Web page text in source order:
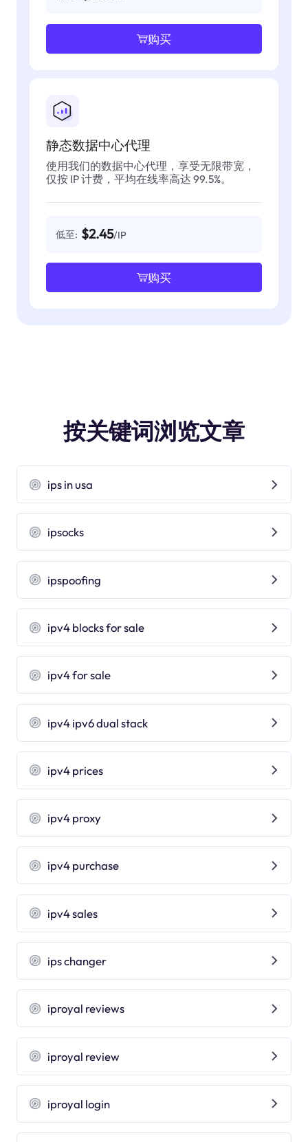
购买
静态数据中心代理
使用我们的数据中心代理，享受无限带宽，
仅按 IP 计费，平均在线率高达 99.5%。
低至: $2.45/IP
购买
按关键词浏览文章
ips in usa
ipsocks
ipspoofing
ipv4 blocks for sale
ipv4 for sale
ipv4 ipv6 dual stack
ipv4 prices
ipv4 proxy
ipv4 purchase
ipv4 sales
ips changer
iproyal reviews
iproyal review
iproyal login